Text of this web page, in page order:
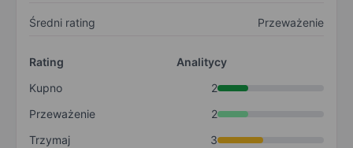
Średni rating Przeważenie
Rating
Analitycy
Kupno
2
Przeważenie
2
Trzymaj
3